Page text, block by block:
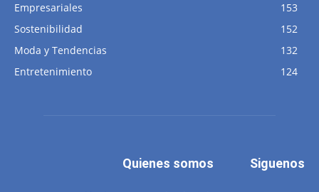
Empresariales
153
Sostenibilidad
152
Moda y Tendencias
132
Entretenimiento
124
Quienes somos Siguenos